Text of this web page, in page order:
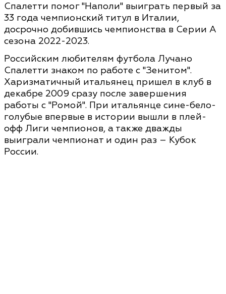
Спалетти помог "Наполи" выиграть первый за
33 года чемпионский титул в Италии,
досрочно добившись чемпионства в Серии А
сезона 2022-2023.
Российским любителям футбола Лучано
Спалетти знаком по работе с "Зенитом".
Харизматичный итальянец пришел в клуб в
декабре 2009 сразу после завершения
работы с "Ромой". При итальянце сине-бело-
голубые впервые в истории вышли в плей-
офф Лиги чемпионов, а также дважды
выиграли чемпионат и один раз – Кубок
России.